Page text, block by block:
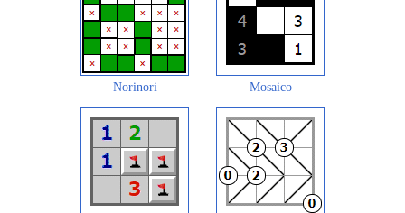
Norinori Mosaico